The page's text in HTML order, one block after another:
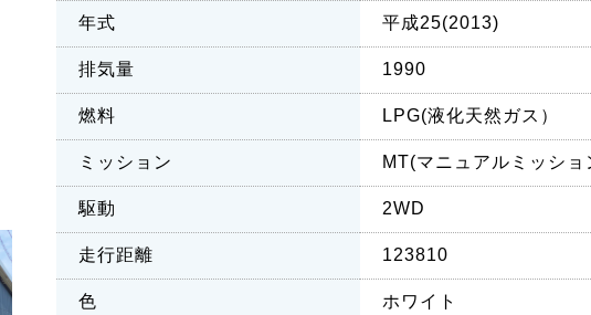
年式 平成25(2013)
排気量 1990
燃料 LPG(液化天然ガス）
ミッション MT(マニュアルミッショ
駆動 2WD
走行距離 123810
色 ホワイト